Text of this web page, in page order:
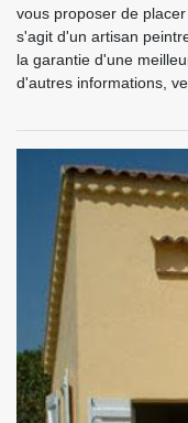
vous proposer de
s'agit d'un artisan
la garantie d'une
d'autres informations,